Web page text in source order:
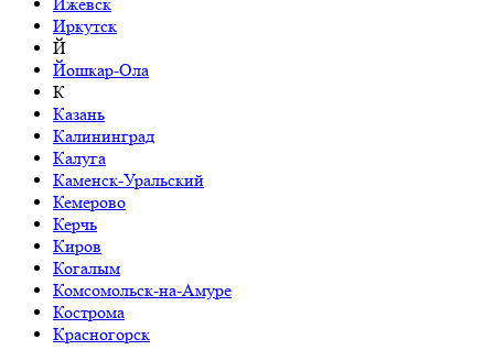
Иркутск
Й
Йошкар-Ола
К
Казань
Калининград
Калуга
Каменск-Уральский
Кемерово
Керчь
Киров
Когалым
Комсомольск-на-Амуре
Кострома
Красногорск